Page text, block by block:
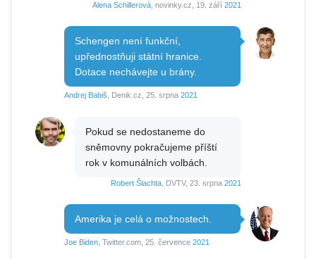
Alena Schillerová , novinky.cz, 19. září 2021
Schengen není funkční,
upřednostňuji státní hranice.
Dotace nechávejte u brány.
Andrej Babiš , Denik.cz, 25. srpna 2021
Pokud se nedostaneme do
sněmovny pokračujeme příští
rok v komunálních volbách.
Robert Šlachta , DVTV, 23. srpna 2021
Amerika je celá o možnostech.
Joe Biden , Twitter.com, 25. července 2021